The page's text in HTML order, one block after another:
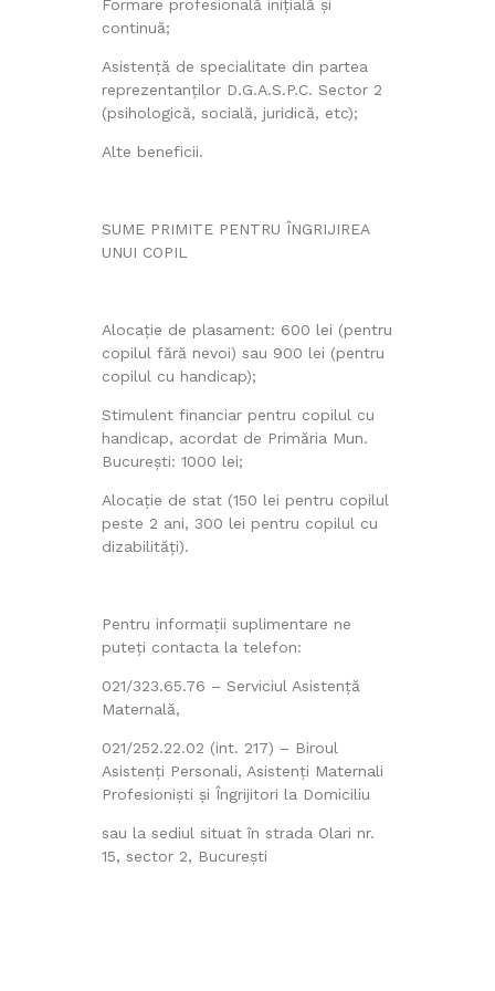
Formare profesională inițială și
continuă;
Asistenţă de specialitate din partea
reprezentanților D.G.A.S.P.C. Sector 2
(psihologică, socială, juridică, etc);
Alte beneficii.
SUME PRIMITE PENTRU ÎNGRIJIREA
UNUI COPIL
Alocaţie de plasament: 600 lei (pentru
copilul fără nevoi) sau 900 lei (pentru
copilul cu handicap);
Stimulent financiar pentru copilul cu
handicap, acordat de Primăria Mun.
București: 1000 lei;
Alocație de stat (150 lei pentru copilul
peste 2 ani, 300 lei pentru copilul cu
dizabilităţi).
Pentru informații suplimentare ne
puteți contacta la telefon:
021/323.65.76 – Serviciul Asistență
Maternală,
021/252.22.02 (int. 217) – Biroul
Asistenți Personali, Asistenți Maternali
Profesioniști și Îngrijitori la Domiciliu
sau la sediul situat în strada Olari nr.
15, sector 2, Bucureşti